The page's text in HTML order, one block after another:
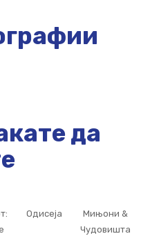
да
Одисеја
Мињони &
Чудовишта